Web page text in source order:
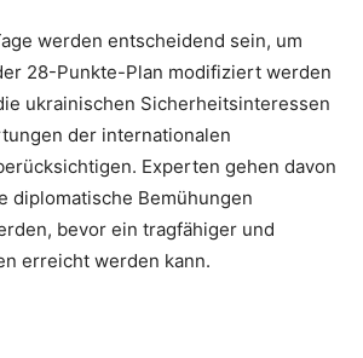
werden entscheidend sein, um
28-Punkte-Plan modifiziert werden
ukrainischen Sicherheitsinteressen
der internationalen
Experten gehen davon
diplomatische Bemühungen
bevor ein tragfähiger und
erreicht werden kann.